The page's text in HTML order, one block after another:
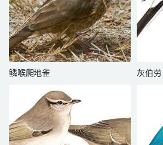
鳞喉爬地雀 灰伯劳